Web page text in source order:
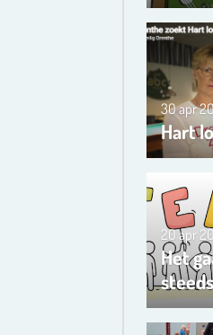
Hart
30 apr
Het
20 apr